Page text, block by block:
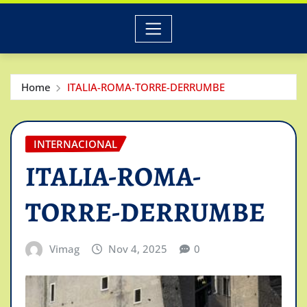
Home ITALIA-ROMA-TORRE-DERRUMBE
INTERNACIONAL
ITALIA-ROMA-
TORRE-DERRUMBE
Vimag Nov 4, 2025 0